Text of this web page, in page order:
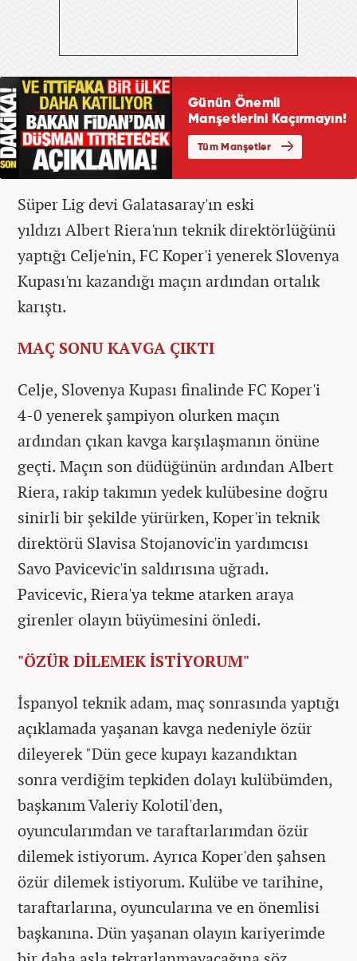
Süper Lig devi Galatasaray'ın eski
yıldızı Albert Riera'nın teknik direktörlüğünü
yaptığı Celje'nin, FC Koper'i yenerek Slovenya
Kupası'nı kazandığı maçın ardından ortalık
karıştı.
MAÇ SONU KAVGA ÇIKTI
Celje, Slovenya Kupası finalinde FC Koper'i
4-0 yenerek şampiyon olurken maçın
ardından çıkan kavga karşılaşmanın önüne
geçti. Maçın son düdüğünün ardından Albert
Riera, rakip takımın yedek kulübesine doğru
sinirli bir şekilde yürürken, Koper'in teknik
direktörü Slavisa Stojanovic'in yardımcısı
Savo Pavicevic'in saldırısına uğradı.
Pavicevic, Riera'ya tekme atarken araya
girenler olayın büyümesini önledi.
"ÖZÜR DİLEMEK İSTİYORUM"
İspanyol teknik adam, maç sonrasında yaptığı
açıklamada yaşanan kavga nedeniyle özür
dileyerek "Dün gece kupayı kazandıktan
sonra verdiğim tepkiden dolayı kulübümden,
başkanım Valeriy Kolotil'den,
oyuncularımdan ve taraftarlarımdan özür
dilemek istiyorum. Ayrıca Koper'den şahsen
özür dilemek istiyorum. Kulübe ve tarihine,
taraftarlarına, oyuncularına ve en önemlisi
başkanına. Dün yaşanan olayın kariyerimde